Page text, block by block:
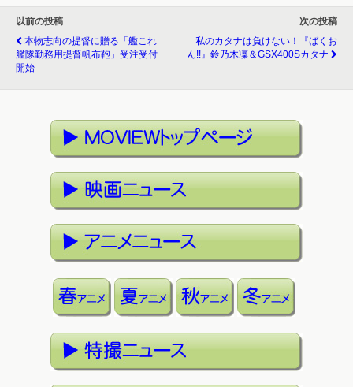
以前の投稿
本物志向の提督に贈る「艦これ
艦隊勤務用提督帆布鞄」受注受付
開始
次の投稿
私のカタナは負けない！『ばくお
ん!!』鈴乃木凜＆GSX400Sカタナ